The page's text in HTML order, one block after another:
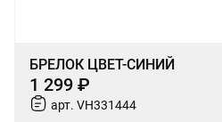
БРЕЛОК ЦВЕТ-СИНИЙ
1 299 ₽
арт. VH331444